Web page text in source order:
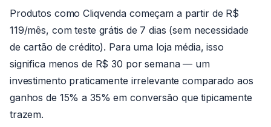
Produtos como Cliqvenda começam a partir de R$
119/mês, com teste grátis de 7 dias (sem necessidade
de cartão de crédito). Para uma loja média, isso
significa menos de R$ 30 por semana — um
investimento praticamente irrelevante comparado aos
ganhos de 15% a 35% em conversão que tipicamente
trazem.